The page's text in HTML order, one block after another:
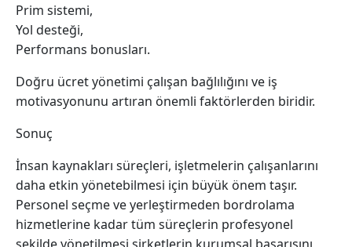
Prim sistemi,
Yol desteği,
Performans bonusları.
Doğru ücret yönetimi çalışan bağlılığını ve iş
motivasyonunu artıran önemli faktörlerden biridir.
Sonuç
İnsan kaynakları süreçleri, işletmelerin çalışanlarını
daha etkin yönetebilmesi için büyük önem taşır.
Personel seçme ve yerleştirmeden bordrolama
hizmetlerine kadar tüm süreçlerin profesyonel